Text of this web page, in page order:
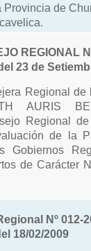
de
REGIONAL
23 de
Regional de
AURIS
Regional
de la
Gobiernos
de Carácter
Nº 012-
18/02/2009